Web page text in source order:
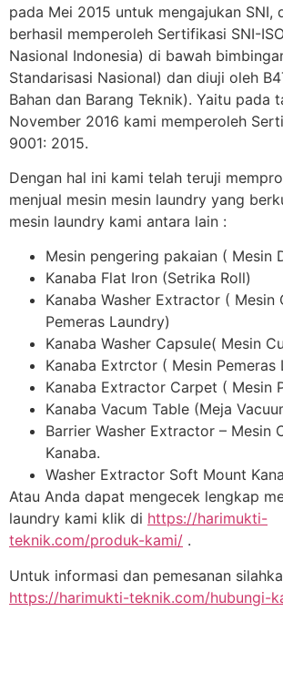
pada Mei 2015 untuk mengajukan SNI,
berhasil memperoleh Sertifikasi SNI-
Nasional Indonesia) di bawah
Standarisasi Nasional) dan diuji oleh
Bahan dan Barang Teknik). Yaitu pada
November 2016 kami memperoleh
9001: 2015.
Dengan hal ini kami telah teruji
menjual mesin mesin laundry yang
mesin laundry kami antara lain :
Mesin pengering pakaian ( Mesin
Kanaba Flat Iron (Setrika Roll)
Kanaba Washer Extractor ( Mesin
Pemeras Laundry)
Kanaba Washer Capsule( Mesin
Kanaba Extrctor ( Mesin Pemeras
Kanaba Extractor Carpet ( Mesin
Kanaba Vacum Table (Meja
Barrier Washer Extractor – Mesin
Kanaba.
Washer Extractor Soft Mount
Atau Anda dapat mengecek lengkap
laundry kami klik di https://harimukti-
teknik.com/produk-kami/ .
Untuk informasi dan pemesanan
https://harimukti-teknik.com/hubungi-